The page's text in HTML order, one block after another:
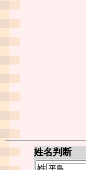
姓名判断
姓